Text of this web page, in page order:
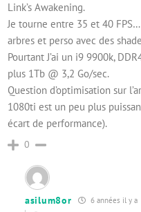
Link’s Awakening.
Je tourne entre 35 et 40
arbres et perso avec des
Pourtant J’ai un i9 9900k,
plus 1Tb @ 3,2 Go/sec.
Question d’optimisation sur
1080ti est un peu plus
écart de performance).
0
asilum8or 6 années il y a